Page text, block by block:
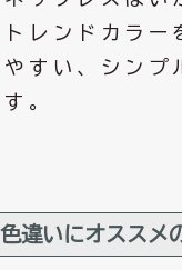
トレンドカラー
やすい、シンプ
す。
色違いにオススメ